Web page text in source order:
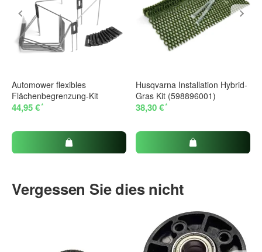
Automower flexibles
Flächenbegrenzung-Kit
44,95 €*
Husqvarna Installation Hybrid-
Gras Kit (598896001)
38,30 €*
Vergessen Sie dies nicht